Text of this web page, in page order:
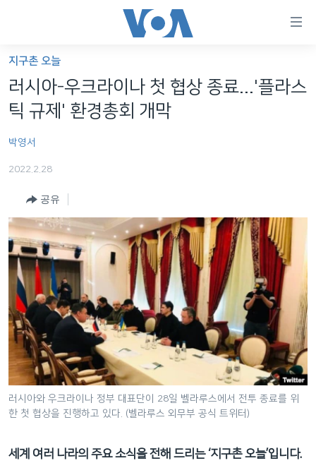
가
능
링
인
츠
로
이
동
인
네
게
이
션
으
이
세계
라디오
프로그램
주파수 안내
언어 선택
지구촌 오늘
러시아-우크라이나 첫 협상 종료...'플라스
틱 규제' 환경총회 개막
박영서
2022.2.28
공유
러시아와 우크라이나 정부 대표단이 28일 벨라루스에서 전투 종료를 위
한 첫 협상을 진행하고 있다. (벨라루스 외무부 공식 트위터)
세계 여러 나라의 주요 소식을 전해 드리는 ‘지구촌 오늘’입니다.